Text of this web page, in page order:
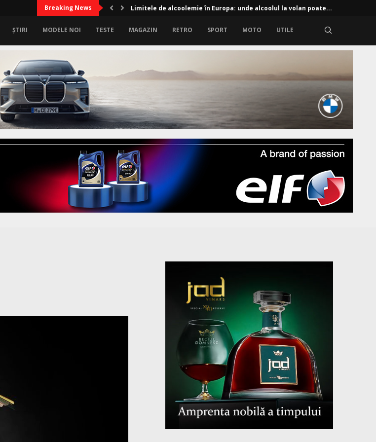
Breaking News Limitele de alcoolemie în Europa: unde alcoolul la volan poate...
ȘTIRI MODELE NOI TESTE MAGAZIN RETRO SPORT MOTO UTILE